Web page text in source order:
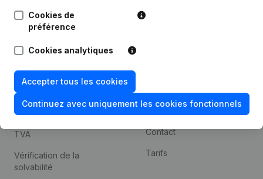
Cookies de
préférence
Cookies analytiques
Accepter tous les cookies
Continuez avec uniquement les cookies fonctionnels
Compliance et prévention
de la fraude
Consulter des comptes
annuels
TVA
Vérification de la
solvabilité
Contact
Tarifs